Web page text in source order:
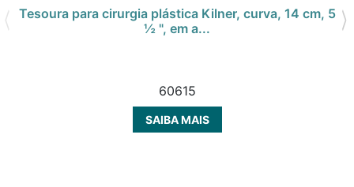
Tesoura para cirurgia plástica Kilner, curva, 14 cm, 5
½ ", em a...
60615
SAIBA MAIS